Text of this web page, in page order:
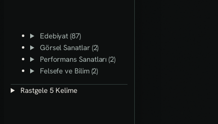
Edebiyat (87)
Görsel Sanatlar (2)
Performans Sanatları (2)
Felsefe ve Bilim (2)
Rastgele 5 Kelime